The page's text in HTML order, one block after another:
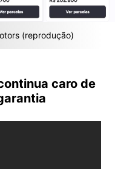
(reprodução)
caro de